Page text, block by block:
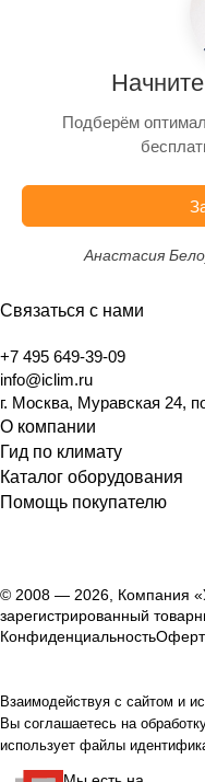
Подберём
Анастасия
Связаться с нами
+7 495 649-39-09
info@iclim.ru
г. Москва, Муравская 24,
О компании
Гид по климату
Каталог оборудования
Помощь покупателю
© 2008 — 2026, Компания
зарегистрированный
Конфиденциальность
Взаимодействуя с сайтом и
Вы соглашаетесь на
использует файлы